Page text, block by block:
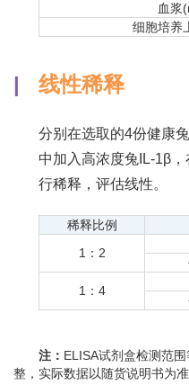
血浆
细胞培养
| 线性稀释
分别在选取的4份健康
中加入高浓度兔IL-1β
行稀释，评估线性。
稀释比例
1：2
1：4
注： ELISA试剂盒检测范
整，实际数据以随货说明书为准